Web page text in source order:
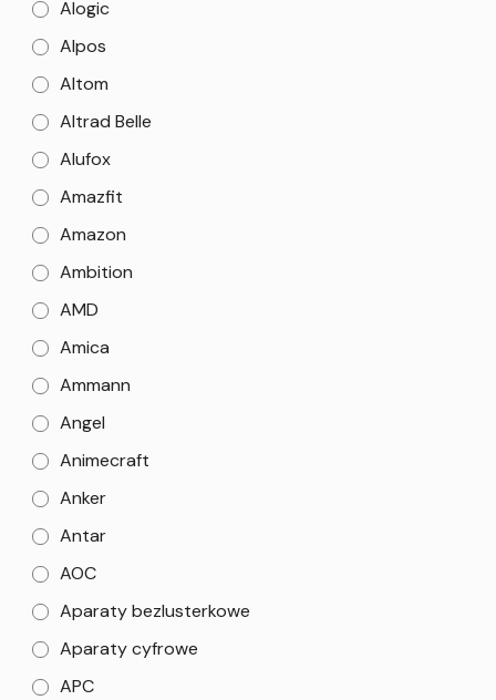
Alogic
Alpos
Altom
Altrad Belle
Alufox
Amazfit
Amazon
Ambition
AMD
Amica
Ammann
Angel
Animecraft
Anker
Antar
AOC
Aparaty bezlusterkowe
Aparaty cyfrowe
APC